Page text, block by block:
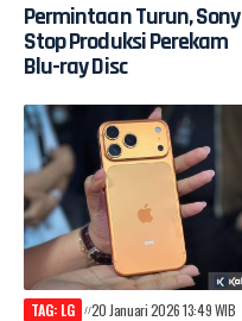
Permintaan Turun, Sony
Stop Produksi Perekam
Blu-ray Disc
TAG: LG 20 Januari 2026 13:49 WIB